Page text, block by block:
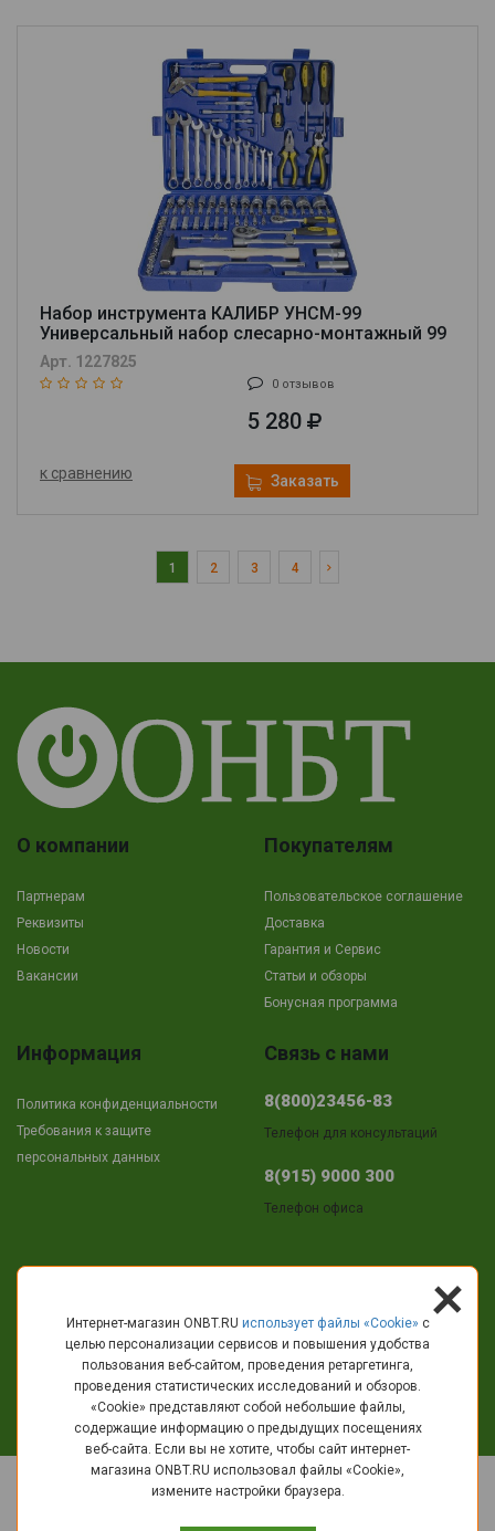
Набор инструмента КАЛИБР УНСМ-99
Универсальный набор слесарно-монтажный 99
предметов
Арт. 1227825
0 отзывов
5 280
к сравнению Заказать
1 2 3 4
О компании
Партнерам
Реквизиты
Новости
Вакансии
Покупателям
Пользовательское соглашение
Доставка
Гарантия и Сервис
Cтатьи и обзоры
Бонусная программа
Информация
Политика конфиденциальности
Требования к защите
персональных данных
Связь с нами
8(800)23456-83
Телефон для консультаций
8(915) 9000 300
Телефон офиса
г.Кострома
пр-т Текстильщиков, 11
info@onbt.ru
© 2010 - 2026 ОНБT.РУ - Интернет-магазин крупно бытовой техники и
+
Интернет-магазин ONBT.RU использует файлы «Сookie» с
целью персонализации сервисов и повышения удобства
пользования веб-сайтом, проведения ретаргетинга,
проведения статистических исследований и обзоров.
«Cookie» представляют собой небольшие файлы,
содержащие информацию о предыдущих посещениях
веб-сайта. Если вы не хотите, чтобы сайт интернет-
магазина ONBT.RU использовал файлы «Сookie»,
измените настройки браузера.